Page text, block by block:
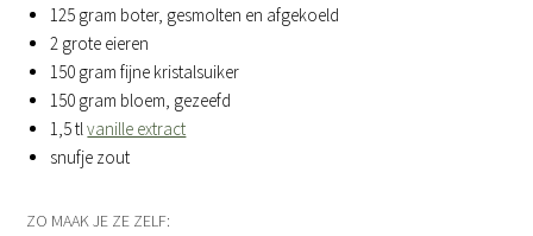
125 gram boter, gesmolten en afgekoeld
2 grote eieren
150 gram fijne kristalsuiker
150 gram bloem, gezeefd
1,5 tlvanille extract
snufje zout
ZO MAAK JE ZE ZELF: